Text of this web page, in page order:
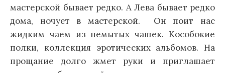
мастерской бывает редко. А Лева бывает редко
дома, ночует в мастерской. Он поит нас
жидким чаем из немытых чашек. Кособокие
полки, коллекция эротических альбомов. На
прощание долго жмет руки и приглашает